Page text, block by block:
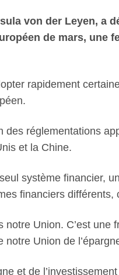
von der Leyen, a
de mars,
rapidement
réglementations
et la Chine.
système financier,
financiers
Union. C’est
Union de
et de